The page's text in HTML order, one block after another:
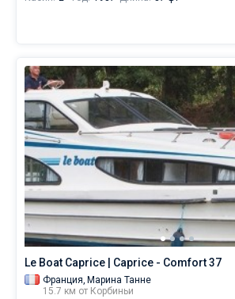
для
любителей
спокойного
отдыха,
так
яхтсменов,
которые
не
представляют
себе
жизни
паруса.
Ближайшие
Le Boat Caprice | Caprice - Comfort 37
Франция, Марина Танне
15.7 км от Корбиньи